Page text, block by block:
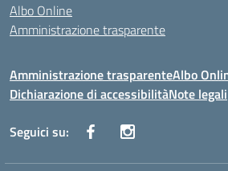
Albo Online
Amministrazione trasparente
Amministrazione trasparenteAlbo
Dichiarazione di accessibilitàNote legali
Seguici su: